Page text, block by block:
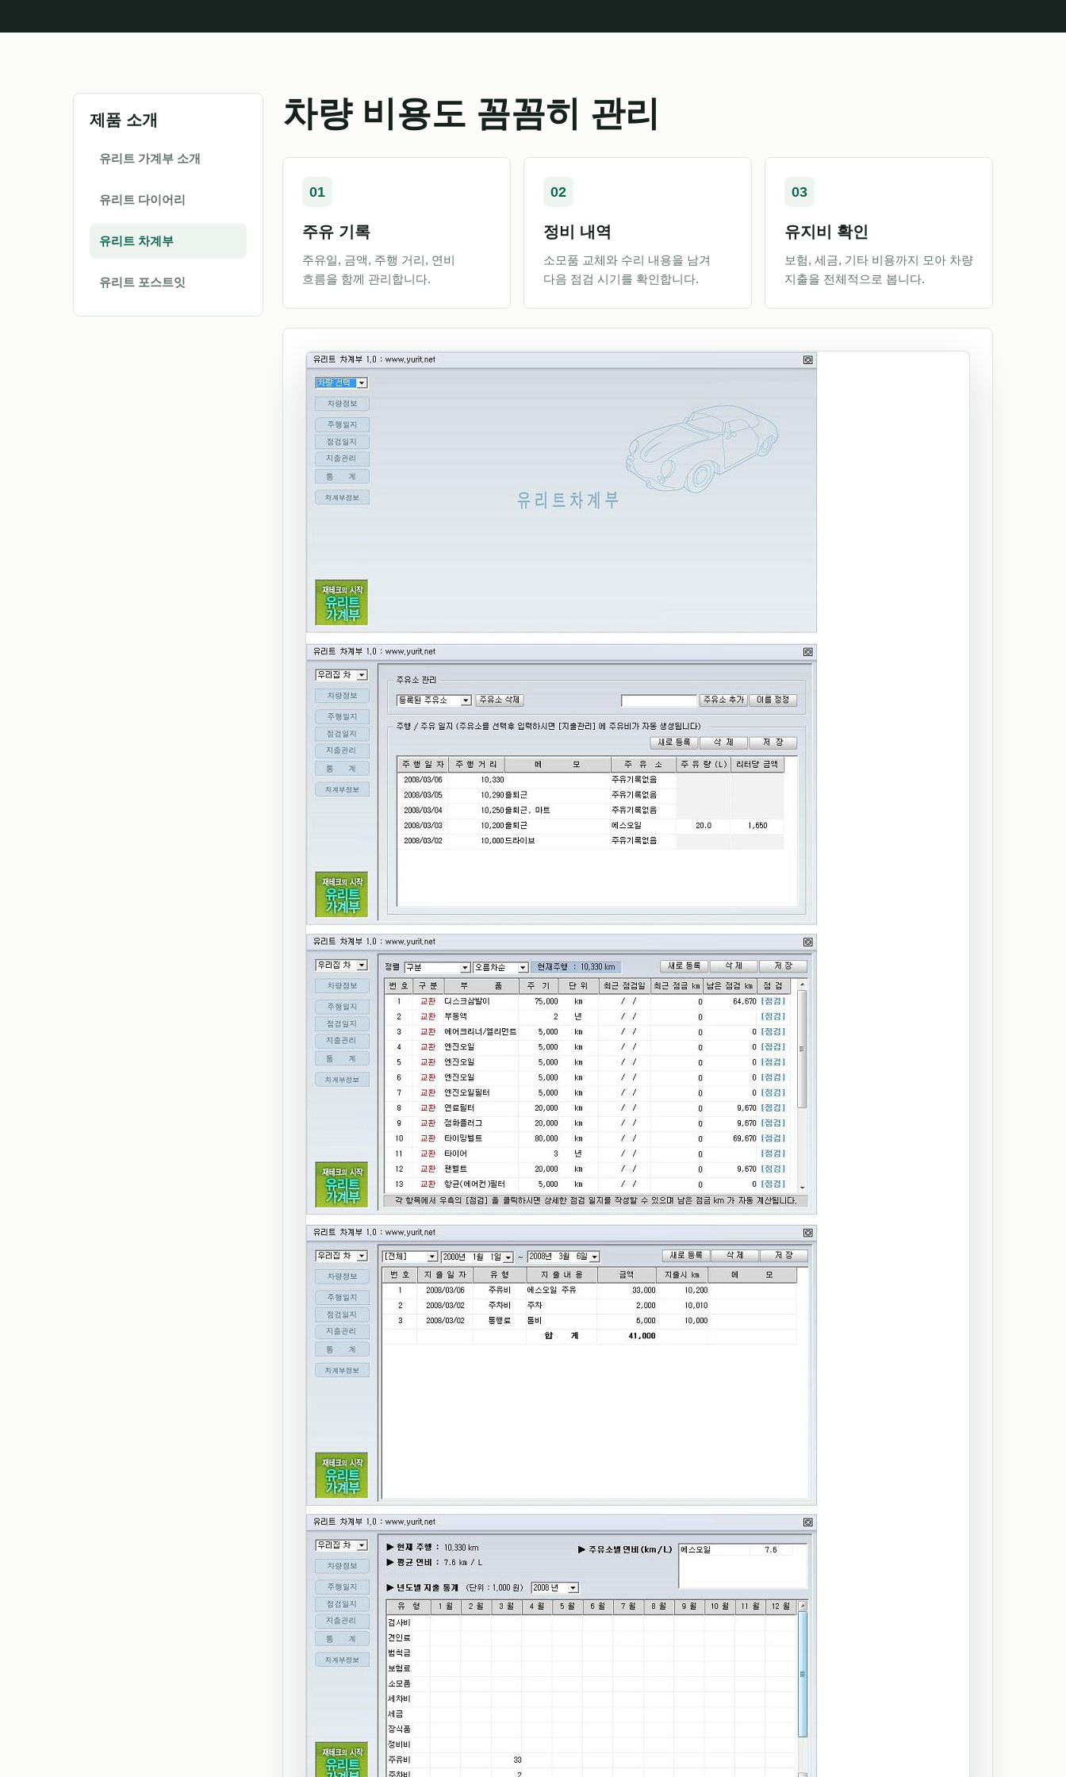
제품 소개
유리트 가계부 소개
유리트 다이어리
유리트 차계부
유리트 포스트잇
차량 비용도 꼼꼼히 관리
01
주유 기록
주유일, 금액, 주행 거리, 연비
흐름을 함께 관리합니다.
02
정비 내역
소모품 교체와 수리 내용을 남겨
다음 점검 시기를 확인합니다.
03
유지비 확인
보험, 세금, 기타 비용까지 모아 차량
지출을 전체적으로 봅니다.